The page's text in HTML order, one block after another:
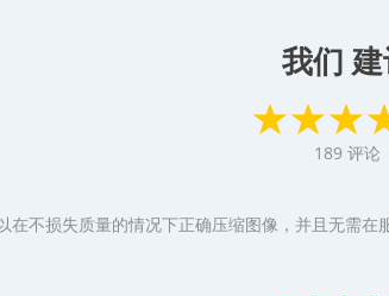
我们 建
189 评论
不损失质量的情况下正确压缩图像，并且无需